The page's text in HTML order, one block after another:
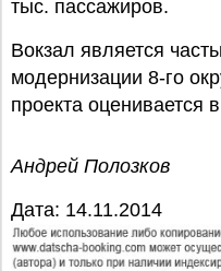
тыс. пассажиров.
Вокзал является
модернизации 8-го
проекта оценивается
Андрей Полозков
Дата: 14.11.2014